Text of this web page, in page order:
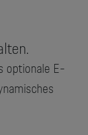
optionale E-